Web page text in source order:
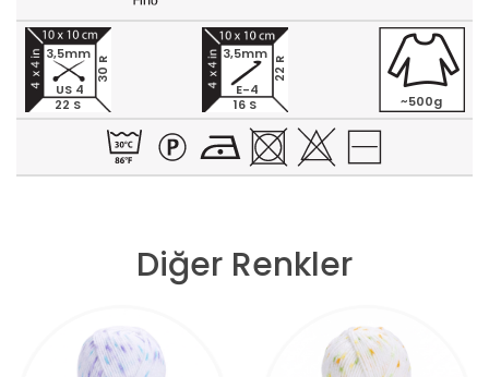
22 S
30 R
3,5mm
US 4
16 S
22 R
3,5mm
E-4
~500g
Diğer Renkler